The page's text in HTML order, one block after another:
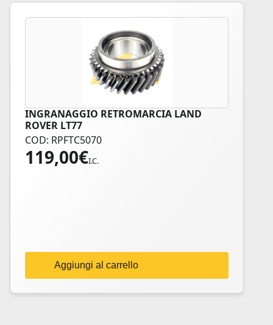
INGRANAGGIO RETROMARCIA LAND
ROVER LT77
COD: RPFTC5070
119,00€I.C.
Aggiungi al carrello